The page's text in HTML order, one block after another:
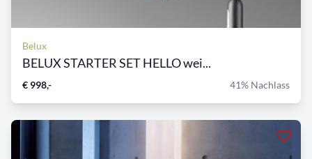
Belux
BELUX STARTER SET HELLO wei...
€ 998,- 41% Nachlass